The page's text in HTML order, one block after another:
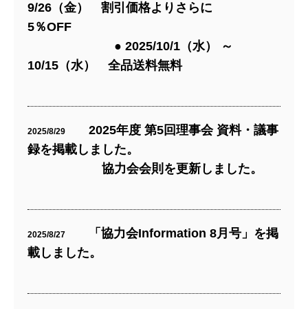
9/26（金） 割引価格よりさらに
5％OFF
● 2025/10/1（水） ～
10/15（水） 全品送料無料
2025/8/29
2025年度 第5回理事会 資料・議事
録を掲載しました。
協力会会則を更新しました。
2025/8/27
「協力会Information 8月号」を掲
載しました。